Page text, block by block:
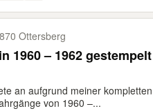
Ottersberg
1960 – 1962
an aufgrund meiner
von 1960 –...